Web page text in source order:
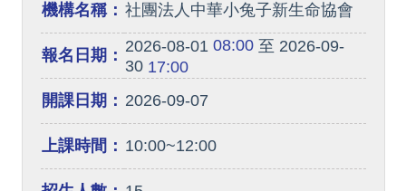
機構名稱： 社團法人中華小兔子新生命協會
報名日期： 2026-08-01 08:00至 2026-09-
3017:00
開課日期： 2026-09-07
上課時間： 10:00~12:00